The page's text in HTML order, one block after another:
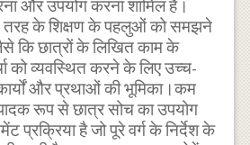
और उपयोग करना शामिल है।
तरह के शिक्षण के पहलुओं को समझने
कि छात्रों के लिखित काम के
को व्यवस्थित करने के लिए उच्च-
और प्रथाओं की भूमिका।कम
रूप से छात्र सोच का उपयोग
प्रक्रिया है जो पूरे वर्ग के निर्देश के